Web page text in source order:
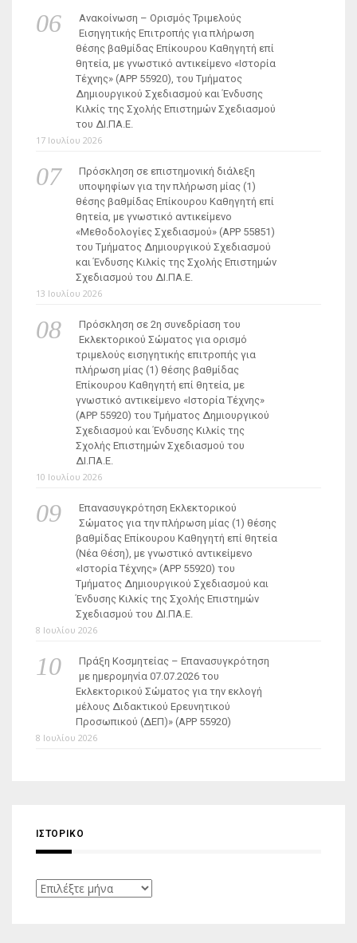
Ανακοίνωση – Ορισμός Τριμελούς
Εισηγητικής Επιτροπής για πλήρωση
θέσης βαθμίδας Επίκουρου Καθηγητή επί
θητεία, με γνωστικό αντικείμενο «Ιστορία
Τέχνης» (ΑΡΡ 55920), του Τμήματος
Δημιουργικού Σχεδιασμού και Ένδυσης
Κιλκίς της Σχολής Επιστημών Σχεδιασμού
του ΔΙ.ΠΑ.Ε.
17 Ιουλίου 2026
Πρόσκληση σε επιστημονική διάλεξη
υποψηφίων για την πλήρωση μίας (1)
θέσης βαθμίδας Επίκουρου Καθηγητή επί
θητεία, με γνωστικό αντικείμενο
«Μεθοδολογίες Σχεδιασμού» (ΑΡΡ 55851)
του Τμήματος Δημιουργικού Σχεδιασμού
και Ένδυσης Κιλκίς της Σχολής Επιστημών
Σχεδιασμού του ΔΙ.ΠΑ.Ε.
13 Ιουλίου 2026
Πρόσκληση σε 2η συνεδρίαση του
Εκλεκτορικού Σώματος για ορισμό
τριμελούς εισηγητικής επιτροπής για
πλήρωση μίας (1) θέσης βαθμίδας
Επίκουρου Καθηγητή επί θητεία, με
γνωστικό αντικείμενο «Ιστορία Τέχνης»
(ΑΡΡ 55920) του Τμήματος Δημιουργικού
Σχεδιασμού και Ένδυσης Κιλκίς της
Σχολής Επιστημών Σχεδιασμού του
ΔΙ.ΠΑ.Ε.
10 Ιουλίου 2026
Επανασυγκρότηση Εκλεκτορικού
Σώματος για την πλήρωση μίας (1) θέσης
βαθμίδας Επίκουρου Καθηγητή επί θητεία
(Νέα Θέση), με γνωστικό αντικείμενο
«Ιστορία Τέχνης» (ΑΡΡ 55920) του
Τμήματος Δημιουργικού Σχεδιασμού και
Ένδυσης Κιλκίς της Σχολής Επιστημών
Σχεδιασμού του ΔΙ.ΠΑ.Ε.
8 Ιουλίου 2026
Πράξη Κοσμητείας – Επανασυγκρότηση
με ημερομηνία 07.07.2026 του
Εκλεκτορικού Σώματος για την εκλογή
μέλους Διδακτικού Ερευνητικού
Προσωπικού (ΔΕΠ)» (APP 55920)
8 Ιουλίου 2026
ΙΣΤΟΡΙΚΌ
Ιστορικό